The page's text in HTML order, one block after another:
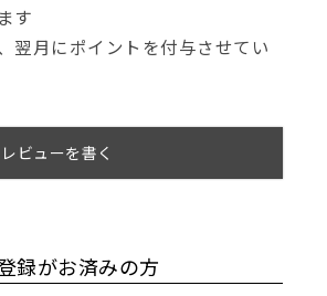
す
翌月にポイントを付与させてい
レビューを書く
録がお済みの方